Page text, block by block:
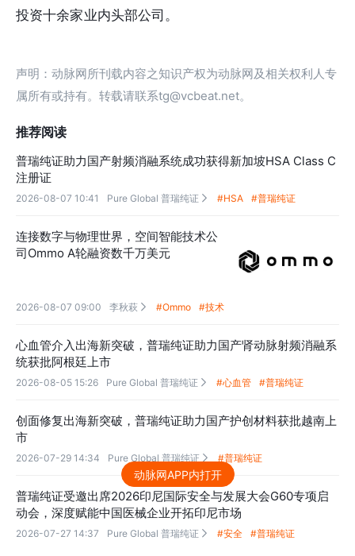
投资十余家业内头部公司。
声明：动脉网所刊载内容之知识产权为动脉网及相关权利人专
属所有或持有。转载请联系tg@vcbeat.net。
推荐阅读
普瑞纯证助力国产射频消融系统成功获得新加坡HSA Class C
注册证
2026-08-07 10:41 Pure Global 普瑞纯证  #HSA #普瑞纯证
连接数字与物理世界，空间智能技术公
司Ommo A轮融资数千万美元
2026-08-07 09:00 李秋萩  #Ommo #技术
心血管介入出海新突破，普瑞纯证助力国产肾动脉射频消融系
统获批阿根廷上市
2026-08-05 15:26 Pure Global 普瑞纯证  #心血管 #普瑞纯证
创面修复出海新突破，普瑞纯证助力国产护创材料获批越南上
市
2026-07-29 14:34 Pure Global 普瑞纯证  #普瑞纯证
普瑞纯证受邀出席2026印尼国际安全与发展大会G60专项启
动会，深度赋能中国医械企业开拓印尼市场
2026-07-27 14:37 Pure Global 普瑞纯证  #安全 #普瑞纯证
动脉网APP内打开